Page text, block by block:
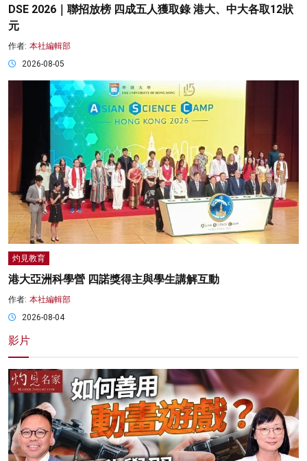
DSE 2026｜聯招放榜 四成五人獲取錄 港大、中大各取12狀
元
作者: 本社編輯部
2026-08-05
灼見教育
港大亞洲科學營 四諾獎得主與學生講解互動
作者: 本社編輯部
2026-08-04
影片